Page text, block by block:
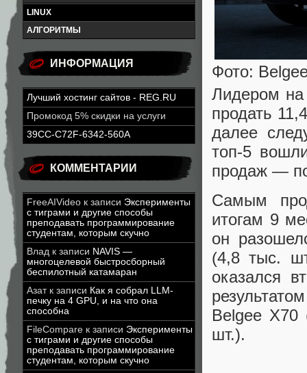
LINUX
АЛГОРИТМЫ
ИНФОРМАЦИЯ
Лучший хостинг сайтов - REG.RU
Промокод 5% скидки на услуги
39CC-C72F-6342-560A
КОММЕНТАРИИ
FreeAIVideo к записи Эксперименты
с тиграми и другие способы
преподавать программирование
студентам, которым скучно
Влад к записи NAVIS —
многоцелевой быстросборный
беспилотный катамаран
Азатк записи Как я собрал LLM-
печку на 4 GPU, и на что она
способна
FileCompare к записи Эксперименты
с тиграми и другие способы
преподавать программирование
студентам, которым скучно
Фото:
Лидером на
продать
далее
топ-5
продаж —
Самым
итогам 9
он
(4,8 тыс.
оказался
Belgee
шт.).